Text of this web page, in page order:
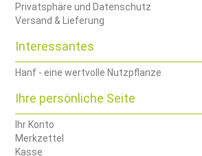
Privatsphäre und Datenschutz
Versand & Lieferung
Interessantes
Hanf - eine wertvolle Nutzpflanze
Ihre persönliche Seite
Ihr Konto
Merkzettel
Kasse